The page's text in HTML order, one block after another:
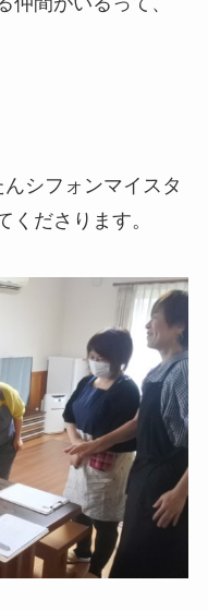
シフォンマイスタ
くださります。